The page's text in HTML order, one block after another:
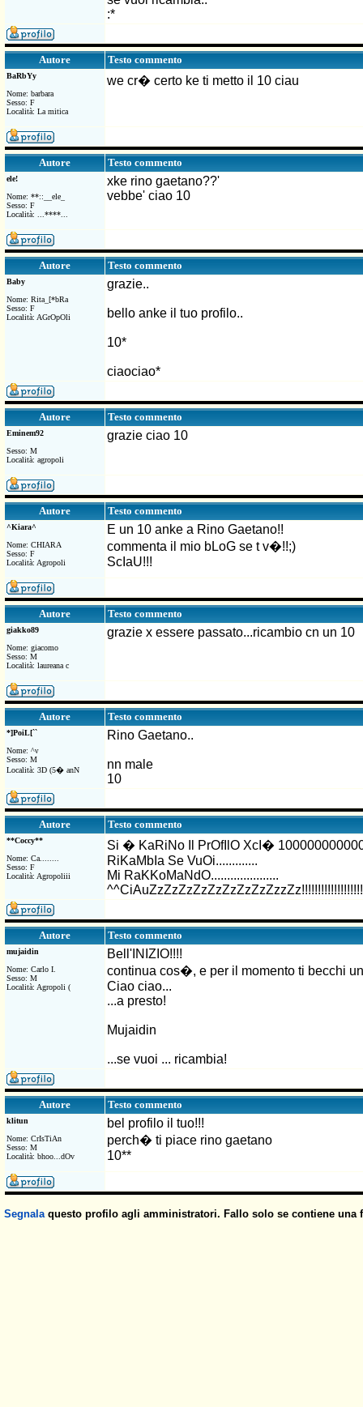
:*
Autore Testo commento
BaRbYy
Nome: barbara
Sesso: F
Località: La mitica
we cr� certo ke ti metto il 10 ciau
Autore Testo commento
ele!
Nome: **::__ele_
Sesso: F
Località: ...****...
xke rino gaetano??'
vebbe' ciao 10
Autore Testo commento
Baby
Nome: Rita_[*bRa
Sesso: F
Località: AGrOpOli
grazie..
bello anke il tuo profilo..
10*
ciaociao*
Autore Testo commento
Eminem92
Sesso: M
Località: agropoli
grazie ciao 10
Autore Testo commento
^Kiara^
Nome: CHIARA
Sesso: F
Località: Agropoli
E un 10 anke a Rino Gaetano!!
commenta il mio bLoG se t v�!!;)
ScIaU!!!
Autore Testo commento
giakko89
Nome: giacomo
Sesso: M
Località: laureana c
grazie x essere passato...ricambio cn un 10
Autore Testo commento
*]PoiL[``
Nome: ^ν
Sesso: M
Località: 3D (5� anN
Rino Gaetano..
nn male
10
Autore Testo commento
**Coccy**
Nome: Ca........
Sesso: F
Località: Agropoliii
Si � KaRiNo Il PrOfIlO XcI�
RiKaMbIa Se VuOi.............
Mi RaKKoMaNdO.....................
Autore Testo commento
mujaidin
Nome: Carlo I.
Sesso: M
Località: Agropoli (
Bell'INIZIO!!!!
continua cos�, e per il momento ti becchi
Ciao ciao...
...a presto!
Mujaidin
...se vuoi ... ricambia!
Autore Testo commento
klitun
Nome: CrIsTiAn
Sesso: M
Località: bhoo...dOv
bel profilo il tuo!!!
perch� ti piace rino gaetano
10**
Segnalaquesto profilo agli amministratori. Fallo solo se contiene una